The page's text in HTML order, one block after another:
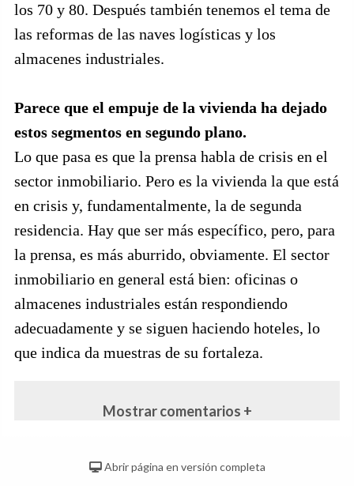
los 70 y 80. Después también tenemos el tema de
las reformas de las naves logísticas y los
almacenes industriales.
Parece que el empuje de la vivienda ha dejado
estos segmentos en segundo plano.
Lo que pasa es que la prensa habla de crisis en el
sector inmobiliario. Pero es la vivienda la que está
en crisis y, fundamentalmente, la de segunda
residencia. Hay que ser más específico, pero, para
la prensa, es más aburrido, obviamente. El sector
inmobiliario en general está bien: oficinas o
almacenes industriales están respondiendo
adecuadamente y se siguen haciendo hoteles, lo
que indica da muestras de su fortaleza.
Mostrar comentarios +
Abrir página en versión completa